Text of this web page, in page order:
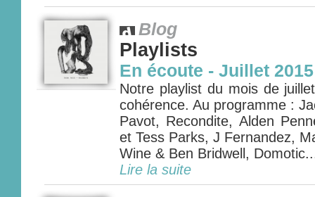
Blog
Playlists
En écoute - Juillet 2015
Notre playlist du mois de
cohérence. Au programme :
Pavot, Recondite, Alden
et Tess Parks, J Fernandez,
Wine & Ben Bridwell,
Lire la suite